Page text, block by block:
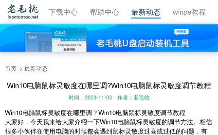
视频教程 下载中心 帮助中心 最新动态 winpe教程
首页 最新动态
Win10电脑鼠标灵敏度在哪里调?Win10电脑鼠标灵敏度调节教程
时间：2023-11-03 作者：老毛桃
Win10电脑鼠标灵敏度在哪里调？Win10电脑鼠标灵敏度调节教程
大家好，今天我来给大家介绍一下Win10电脑鼠标灵敏度的调节方法。相信
很多小伙伴在使用电脑的时候都会遇到鼠标灵敏度过高或过低的问题，有